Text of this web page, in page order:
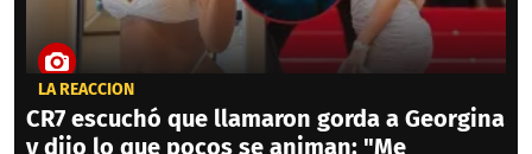
LA REACCIÓN
CR7 escuchó que llamaron gorda a Georgina
y dijo lo que pocos se animan: "Me